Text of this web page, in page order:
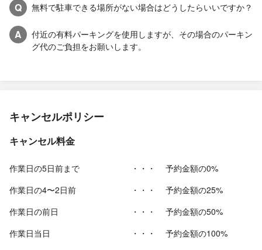
Q 無料で駐車できる場所がない場合はどうしたらいいですか？
A
付近の有料パーキングを使用しますが、その場合のパーキン
グ代のご負担をお願いします。
キャンセルポリシー
キャンセル料金
作業日の5日前まで ・・・
予約金額の0%
作業日の4〜2日前
・・・
予約金額の25%
作業日の前日
・・・
予約金額の50%
作業日当日
・・・ 予約金額の100%